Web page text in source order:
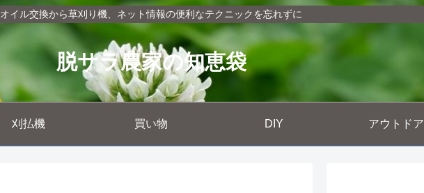
オイル交換から草刈り機、ネット情報の便利なテクニックを忘れずに
脱サラ農家の知恵袋
刈払機 買い物 DIY アウトドア